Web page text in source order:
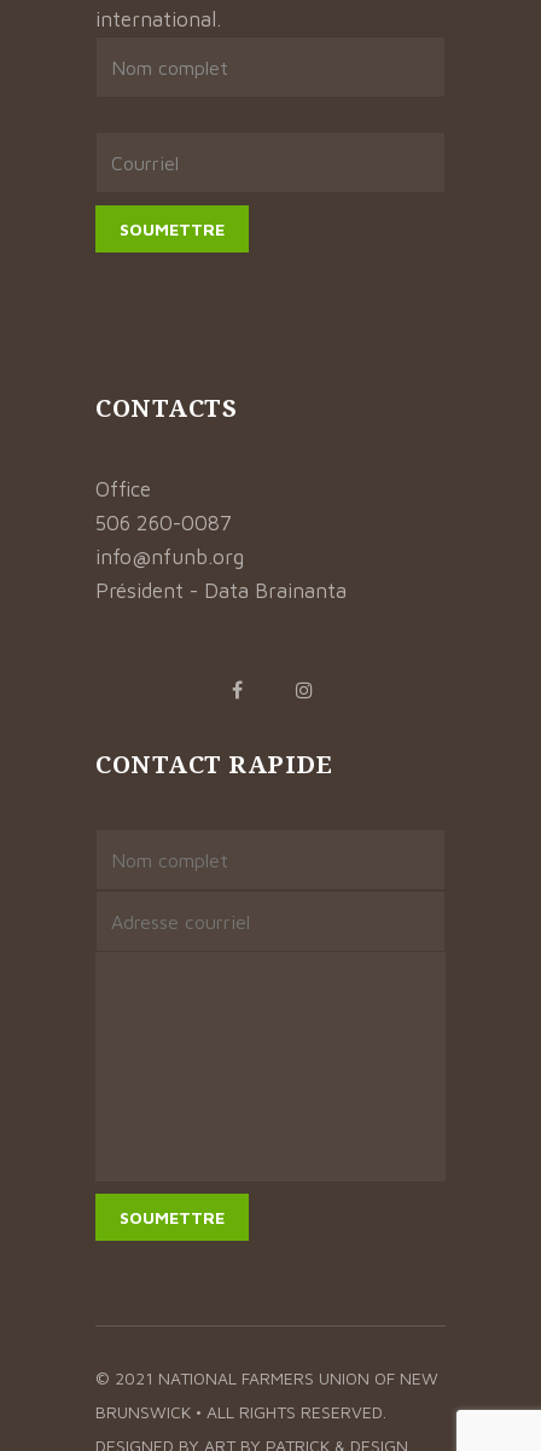
international.
CONTACTS
Office
506 260-0087
info@nfunb.org
Président - Data Brainanta
CONTACT RAPIDE
© 2021 NATIONAL FARMERS UNION OF NEW
BRUNSWICK • ALL RIGHTS RESERVED.
DESIGNED BY ART BY PATRICK & DESIGN